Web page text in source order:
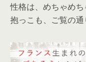
性格は、めちゃめち
抱っこも、ご覧の